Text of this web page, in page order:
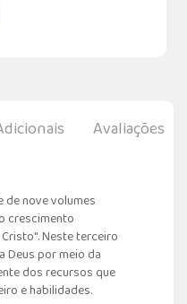
Avaliações
de nove volumes
crescimento
Neste terceiro
Deus por meio da
dos recursos que
e habilidades.